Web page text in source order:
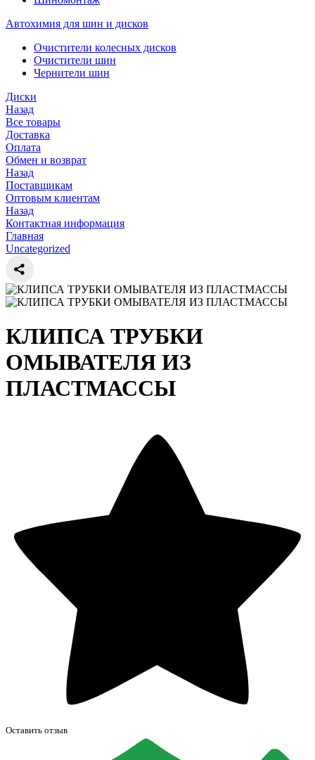
Автохимия для шин и дисков
Очистители колесных дисков
Очистители шин
Чернители шин
Диски
Назад
Все товары
Доставка
Оплата
Обмен и возврат
Назад
Поставщикам
Оптовым клиентам
Назад
Контактная информация
Главная
Uncategorized
КЛИПСА ТРУБКИ
ОМЫВАТЕЛЯ ИЗ
ПЛАСТМАССЫ
Оставить отзыв